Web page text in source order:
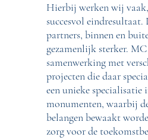
Hierbij werken wij vaak,
succesvol
partners, binnen en
gezamenlijk sterker.
samenwerking met
projecten die daar
een unieke specialisatie
monumenten, waarbij
belangen bewaakt
zorg voor de